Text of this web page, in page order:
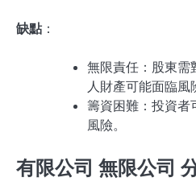
缺點 ：
無限責任：股東需
人財產可能面臨風
籌資困難：投資者
風險。
有限公司 無限公司